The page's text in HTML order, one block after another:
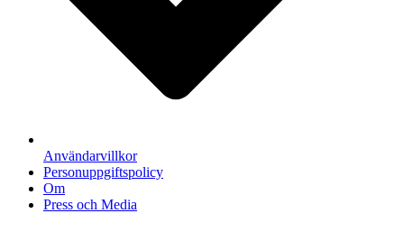
Användarvillkor
Personuppgiftspolicy
Om
Press och Media